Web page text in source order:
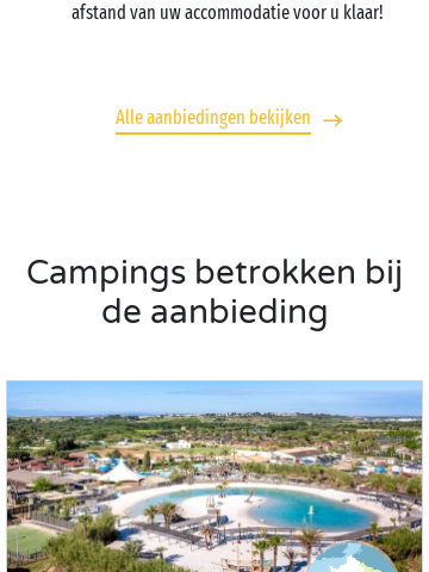
afstand van uw accommodatie voor u klaar!
Alle aanbiedingen bekijken
Campings betrokken bij
de aanbieding